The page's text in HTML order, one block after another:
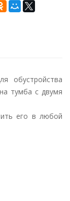
обустройства
тумба с двумя
его в любой